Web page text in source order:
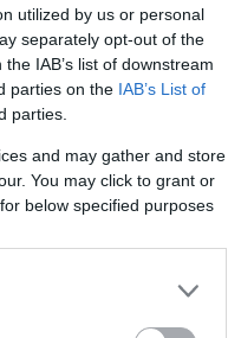
utilized by us or personal
separately opt-out of the
IAB’s list of downstream
parties on the IAB’s List of
parties.
and may gather and store
You may click to grant or
below specified purposes